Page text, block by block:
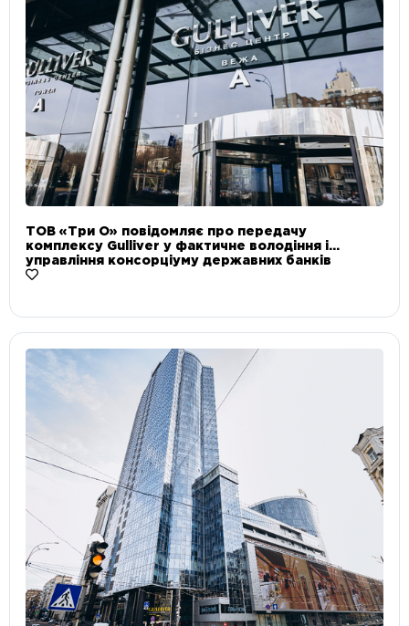
ТОВ «Три О» повідомляє про передачу
комплексу Gulliver у фактичне володіння і
управління консорціуму державних банків